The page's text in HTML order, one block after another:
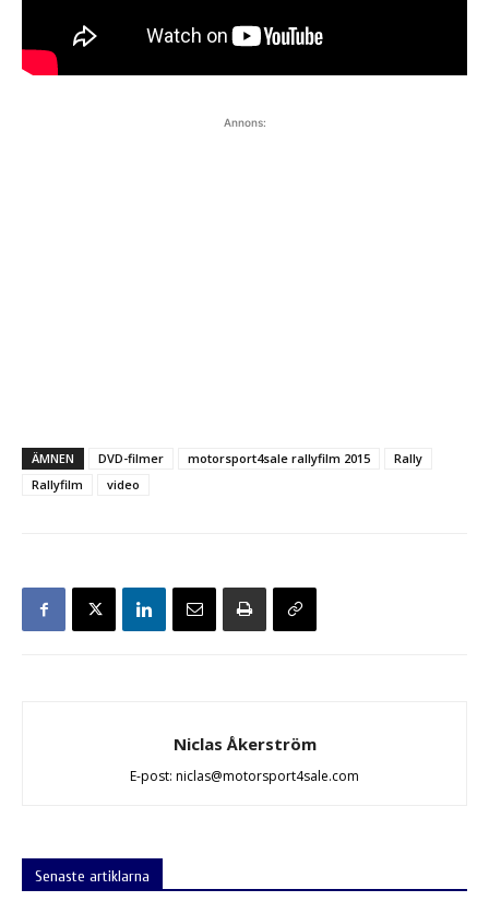
Annons:
ÄMNEN DVD-filmer motorsport4sale rallyfilm 2015
Rally
Rallyfilm
video
Niclas Åkerström
E-post: niclas@motorsport4sale.com
Senaste artiklarna